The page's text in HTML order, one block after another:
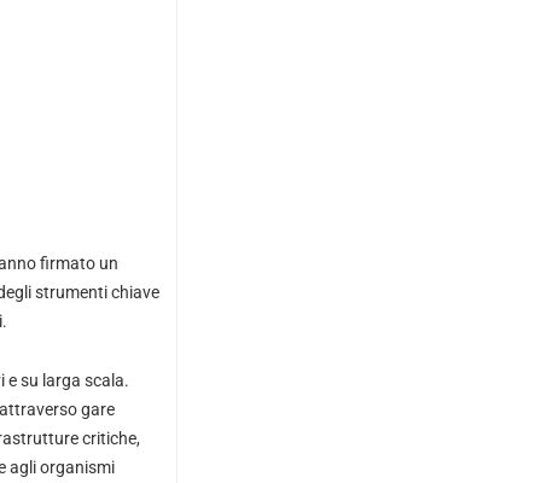
firmato un
strumenti chiave
su larga scala.
gare
critiche,
agli organismi